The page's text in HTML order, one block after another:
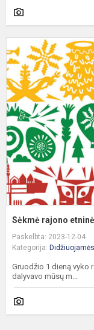
Sėkmė rajono
Paskelbta: 2023-12-04
Kategorija: Didžiuojamės
Gruodžio 1 dieną vyko
dalyvavo mūsų m...